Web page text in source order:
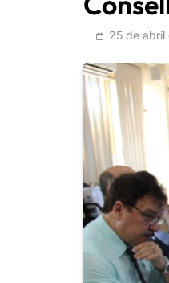
25 de abril